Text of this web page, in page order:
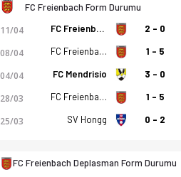
puan durumu ve iddaa oranları
FC Freienbach Form Durumu
11/04 FC Freienbach 2 - 0
08/04 FC Freienbach 1 - 5
04/04 FC Mendrisio 3 - 0
28/03 FC Freienbach 1 - 5
25/03 SV Hongg 0 - 2
FC Freienbach Deplasman Form Durumu